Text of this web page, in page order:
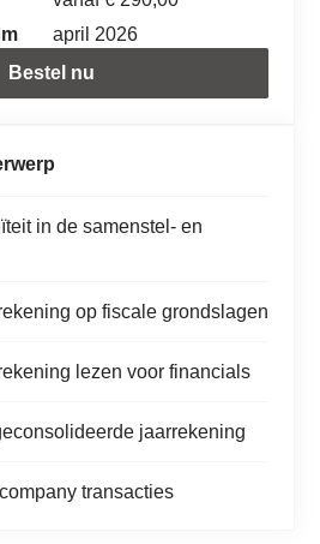
april 2026
Bestel nu
in de samenstel- en
op fiscale grondslagen
lezen voor financials
jaarrekening
transacties